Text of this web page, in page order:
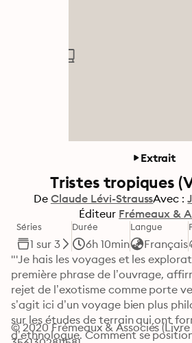
Extrait
Tristes tropiques
De Claude Lévi-StraussAvec :
Éditeur Frémeaux &
Séries
1 sur 3
Durée
6h 10min
Langue
Français
"'Je hais les voyages et les
première phrase de l’ouvrage,
rejet de l’exotisme comme porte
s’agit ici d’un voyage bien plus
sur les études de terrain qui ont
d’ethnologue. Comment se
© 2020 Frémeaux & Associés